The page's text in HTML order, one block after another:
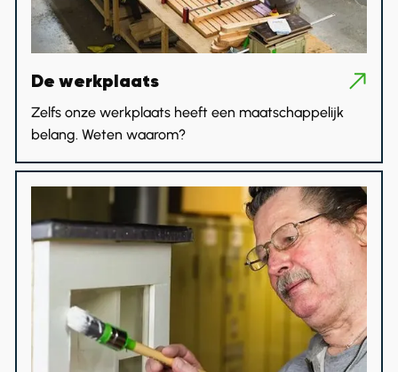
De werkplaats
Zelfs onze werkplaats heeft een maatschappelijk
belang. Weten waarom?